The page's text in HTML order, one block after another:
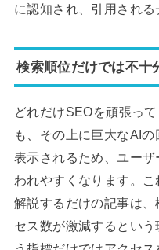
に認知され、引用される
検索順位だけでは不十
どれだけSEOを頑張っ
も、その上に巨大なAI
表示されるため、ユー
われやすくなります。
解説するだけの記事は
セス数が激減するとい